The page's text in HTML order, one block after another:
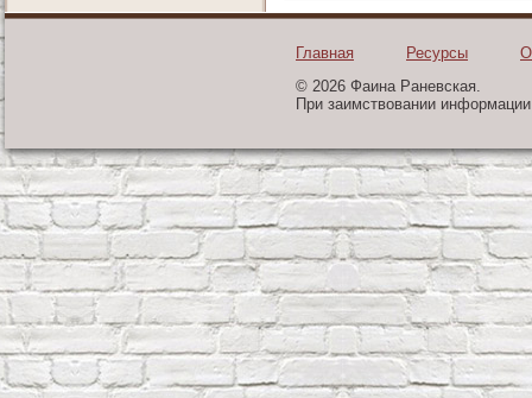
Главная Ресурсы
© 2026 Фаина Раневская.
При заимствовании